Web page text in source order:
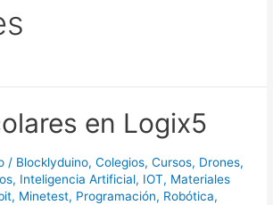
en Logix5
/ Blocklyduino,Colegios,Cursos, Drones,
, Inteligencia Artificial, IOT, Materiales
, Minetest, Programación, Robótica,